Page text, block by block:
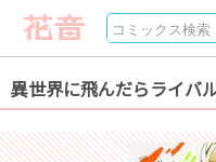
異世界に飛んだらライバ